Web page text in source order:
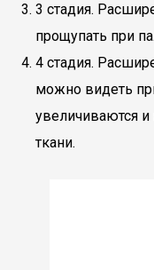
3 стадия.
прощупать при
4 стадия.
можно видеть
увеличиваются
ткани.